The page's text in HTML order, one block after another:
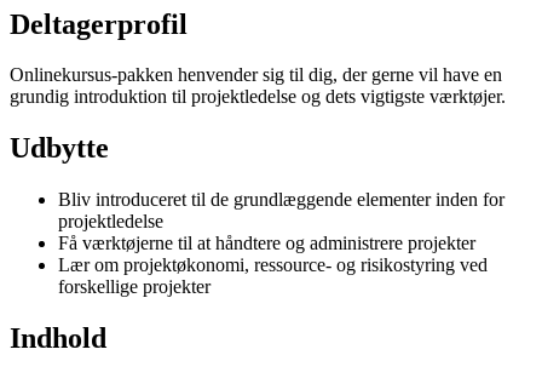
Deltagerprofil
Onlinekursus-pakken henvender sig til dig, der gerne vil have en
grundig introduktion til projektledelse og dets vigtigste værktøjer.
Udbytte
Bliv introduceret til de grundlæggende elementer inden for
projektledelse
Få værktøjerne til at håndtere og administrere projekter
Lær om projektøkonomi, ressource- og risikostyring ved
forskellige projekter
Indhold